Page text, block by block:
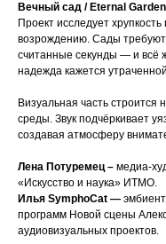
Вечный сад / Eternal Garden
Проект исследует
возрождению. Сады требуют
считанные секунды — и всё
надежда кажется
Визуальная часть
среды. Звук подчёркивает
создавая атмосферу
Лена Потуремец – медиа-
«Искусство и наука» ИТМО.
Илья SymphoCat —
программ Новой сцены
аудиовизуальных проектов.